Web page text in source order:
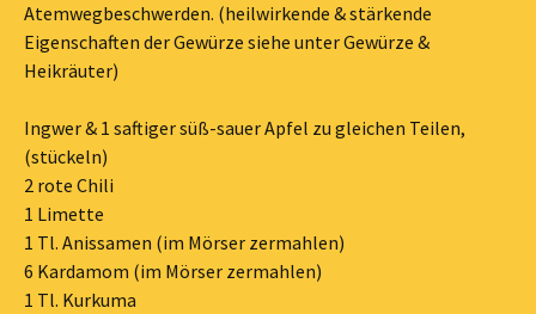
Atemwegbeschwerden. (heilwirkende & stärkende
Eigenschaften der Gewürze siehe unter Gewürze &
Heikräuter)
Ingwer & 1 saftiger süß-sauer Apfel zu gleichen Teilen,
(stückeln)
2 rote Chili
1 Limette
1 Tl. Anissamen (im Mörser zermahlen)
6 Kardamom (im Mörser zermahlen)
1 Tl. Kurkuma